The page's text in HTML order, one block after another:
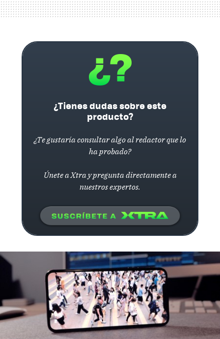
¿Tienes dudas sobre este
producto?
¿Te gustaría consultar algo al redactor que lo
ha probado?
Únete a Xtra y pregunta directamente a
nuestros expertos.